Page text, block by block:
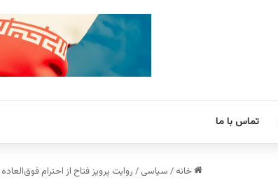
تماس با ما
خانه / سیاسی /روایت پرویز فتاح از احترام